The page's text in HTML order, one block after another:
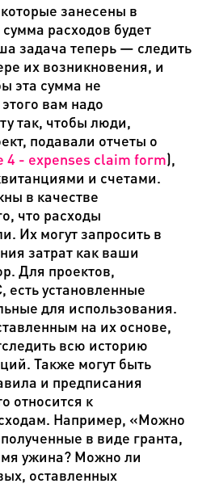
занесены в
расходов будет
задача теперь — следить
их возникновения, и
эта сумма не
вам надо
так, чтобы люди,
подавали отчеты о
4 - expenses claim form),
и счетами.
в качестве
что расходы
Их могут запросить в
затрат как ваши
Для проектов,
установленные
для использования.
на их основе,
всю историю
Также могут быть
и предписания
относится к
Например, «Можно
в виде гранта,
ужина? Можно ли
оставленных